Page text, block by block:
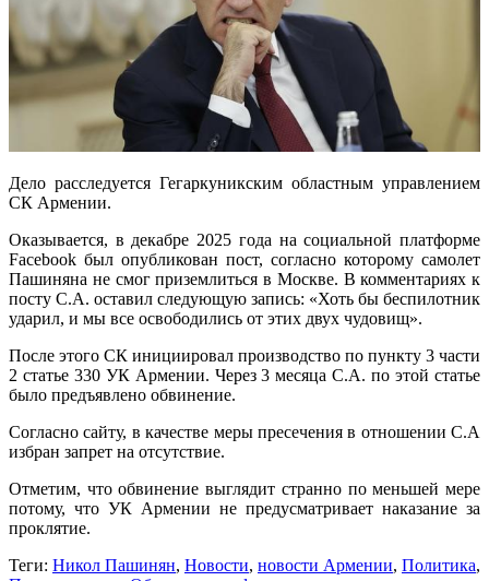
Дело расследуется Гегаркуникским областным управлением
СК Армении.
Оказывается, в декабре 2025 года на социальной платформе
Facebook был опубликован пост, согласно которому самолет
Пашиняна не смог приземлиться в Москве. В комментариях к
посту С.А. оставил следующую запись: «Хоть бы беспилотник
ударил, и мы все освободились от этих двух чудовищ».
После этого СК инициировал производство по пункту 3 части
2 статье 330 УК Армении. Через 3 месяца С.А. по этой статье
было предъявлено обвинение.
Согласно сайту, в качестве меры пресечения в отношении С.А
избран запрет на отсутствие.
Отметим, что обвинение выглядит странно по меньшей мере
потому, что УК Армении не предусматривает наказание за
проклятие.
Теги: Никол Пашинян, Новости, новости Армении, Политика,